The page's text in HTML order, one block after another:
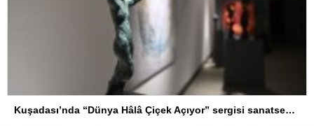
Kuşadası’nda “Dünya Hâlâ Çiçek Açıyor” sergisi sanatseverlerle buluşuyor